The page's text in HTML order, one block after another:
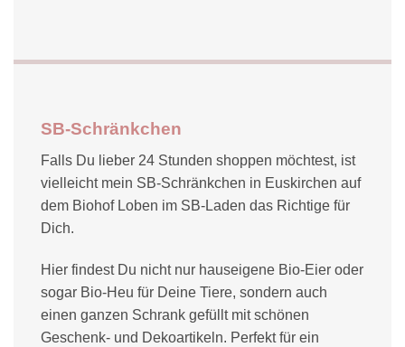
SB-Schränkchen
Falls Du lieber 24 Stunden shoppen möchtest, ist
vielleicht mein SB-Schränkchen in Euskirchen auf
dem Biohof Loben im SB-Laden das Richtige für
Dich.
Hier findest Du nicht nur hauseigene Bio-Eier oder
sogar Bio-Heu für Deine Tiere, sondern auch
einen ganzen Schrank gefüllt mit schönen
Geschenk- und Dekoartikeln. Perfekt für ein